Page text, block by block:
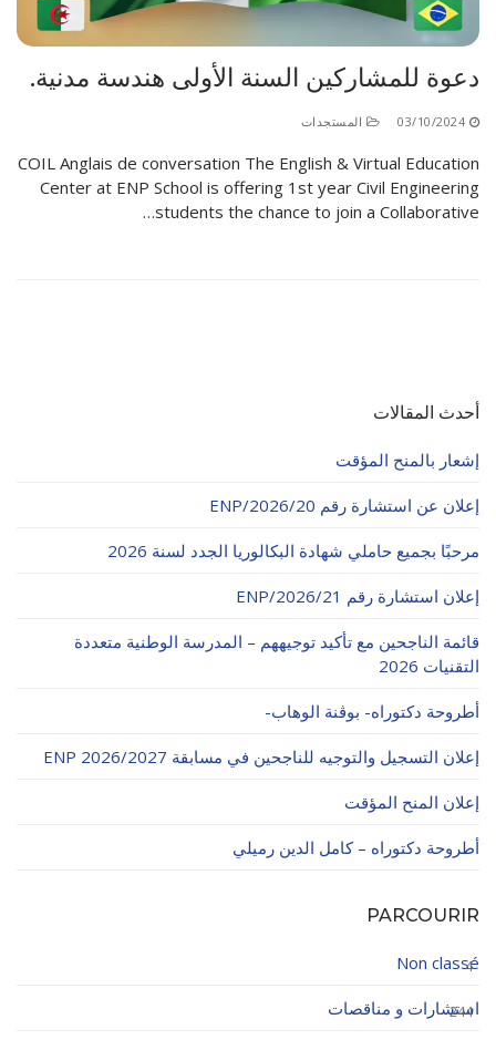
دعوة للمشاركين السنة الأولى هندسة مدنية.
03/10/2024 المستجدات
COIL Anglais de conversation The English & Virtual Education
Center at ENP School is offering 1st year Civil Engineering
students the chance to join a Collaborative…
أحدث المقالات
إشعار بالمنح المؤقت
إعلان عن استشارة رقم 20/ENP/2026
مرحبًا بجميع حاملي شهادة البكالوريا الجدد لسنة 2026
إعلان استشارة رقم 21/ENP/2026
قائمة الناجحين مع تأكيد توجيههم – المدرسة الوطنية متعددة
التقنيات 2026
أطروحة دكتوراه- بوڨنة الوهاب-
إعلان التسجيل والتوجيه للناجحين في مسابقة ENP 2026/2027
إعلان المنح المؤقت
أطروحة دكتوراه – كامل الدين رميلي
PARCOURIR
Non classé
4
استشارات و مناقصات
244